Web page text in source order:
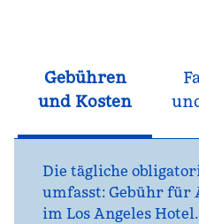
Gebühren
und Kosten
Die tägliche
umfasst: Gebühr für
im Los Angeles Hotel.